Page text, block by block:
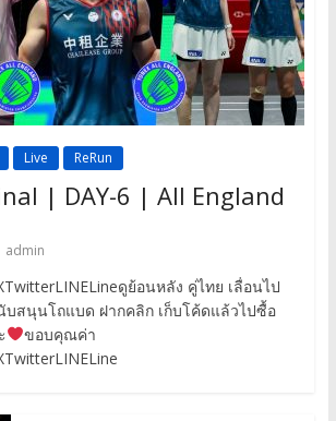
Live ReRun
| DAY-6 | All England
admin
ดูย้อนหลัง คู่ไทย เลื่อนไป
บสนุนโถแบด ฝากคลิก เก็บโค้ดแล้วไปซื้อ
ขอบคุณค่า